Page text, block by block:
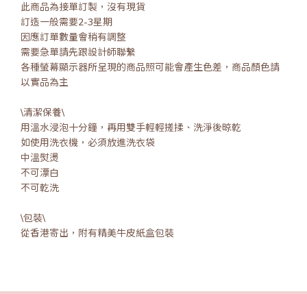
此商品為接單訂製，沒有現貨
訂造一般需要2-3星期
因應訂單數量會稍有調整
需要急單請先跟設計師聯繫
各種螢幕顯示器所呈現的商品照可能會產生色差，商品顏色請
以實品為主
\清潔保養\
用溫水浸泡十分鐘，再用雙手輕輕搓揉、洗淨後晾乾
如使用洗衣機，必須放進洗衣袋
中溫熨燙
不可漂白
不可乾洗
\包裝\
從香港寄出，附有精美牛皮紙盒包裝